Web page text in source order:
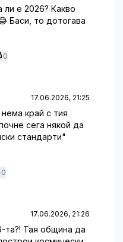
ли е 2026? Какво
Баси, то дотогава
0
17.06.2026, 21:25
край с тия
сега някой да
стандарти"
0
17.06.2026, 21:26
та?! Тая община да